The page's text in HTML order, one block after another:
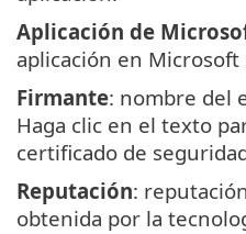
Aplicación de
aplicación en Microsoft
Firmante: nombre del
Haga clic en el texto
certificado de
Reputación:
obtenida por la